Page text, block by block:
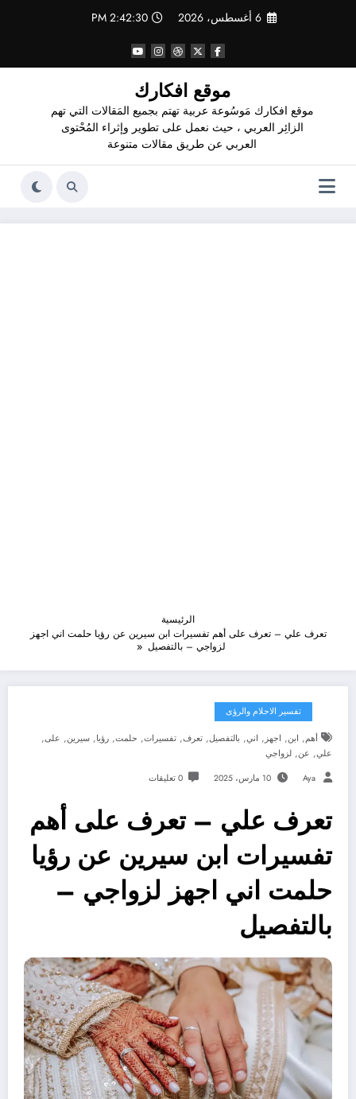
6 أغسطس، 2026 2:42:31 PM
موقع افكارك
موقع افكارك مَوسُوعة عربية تهتم بجميع المَقالات التي تهم
الزائِر العربي ، حيث نعمل على تطوير وإثراء المُحْتوى
العربي عن طريق مقالات متنوعة
الرئيسية
تعرف علي – تعرف على أهم تفسيرات ابن سيرين عن رؤيا حلمت اني اجهز
لزواجي – بالتفصيل
تفسير الاحلام والرؤى
أهم, ابن, اجهز , اني, بالتفصيل, تعرف, تفسيرات, حلمت, رؤيا, سيرين, على,
علي, عن, لزواجي
Aya 10 مارس، 2025 0 تعليقات
تعرف علي – تعرف على أهم
تفسيرات ابن سيرين عن رؤيا
حلمت اني اجهز لزواجي –
بالتفصيل